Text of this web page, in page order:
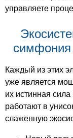
управляете
симфония
Каждый из этих
уже является
их истинная сила
работают в
слаженную